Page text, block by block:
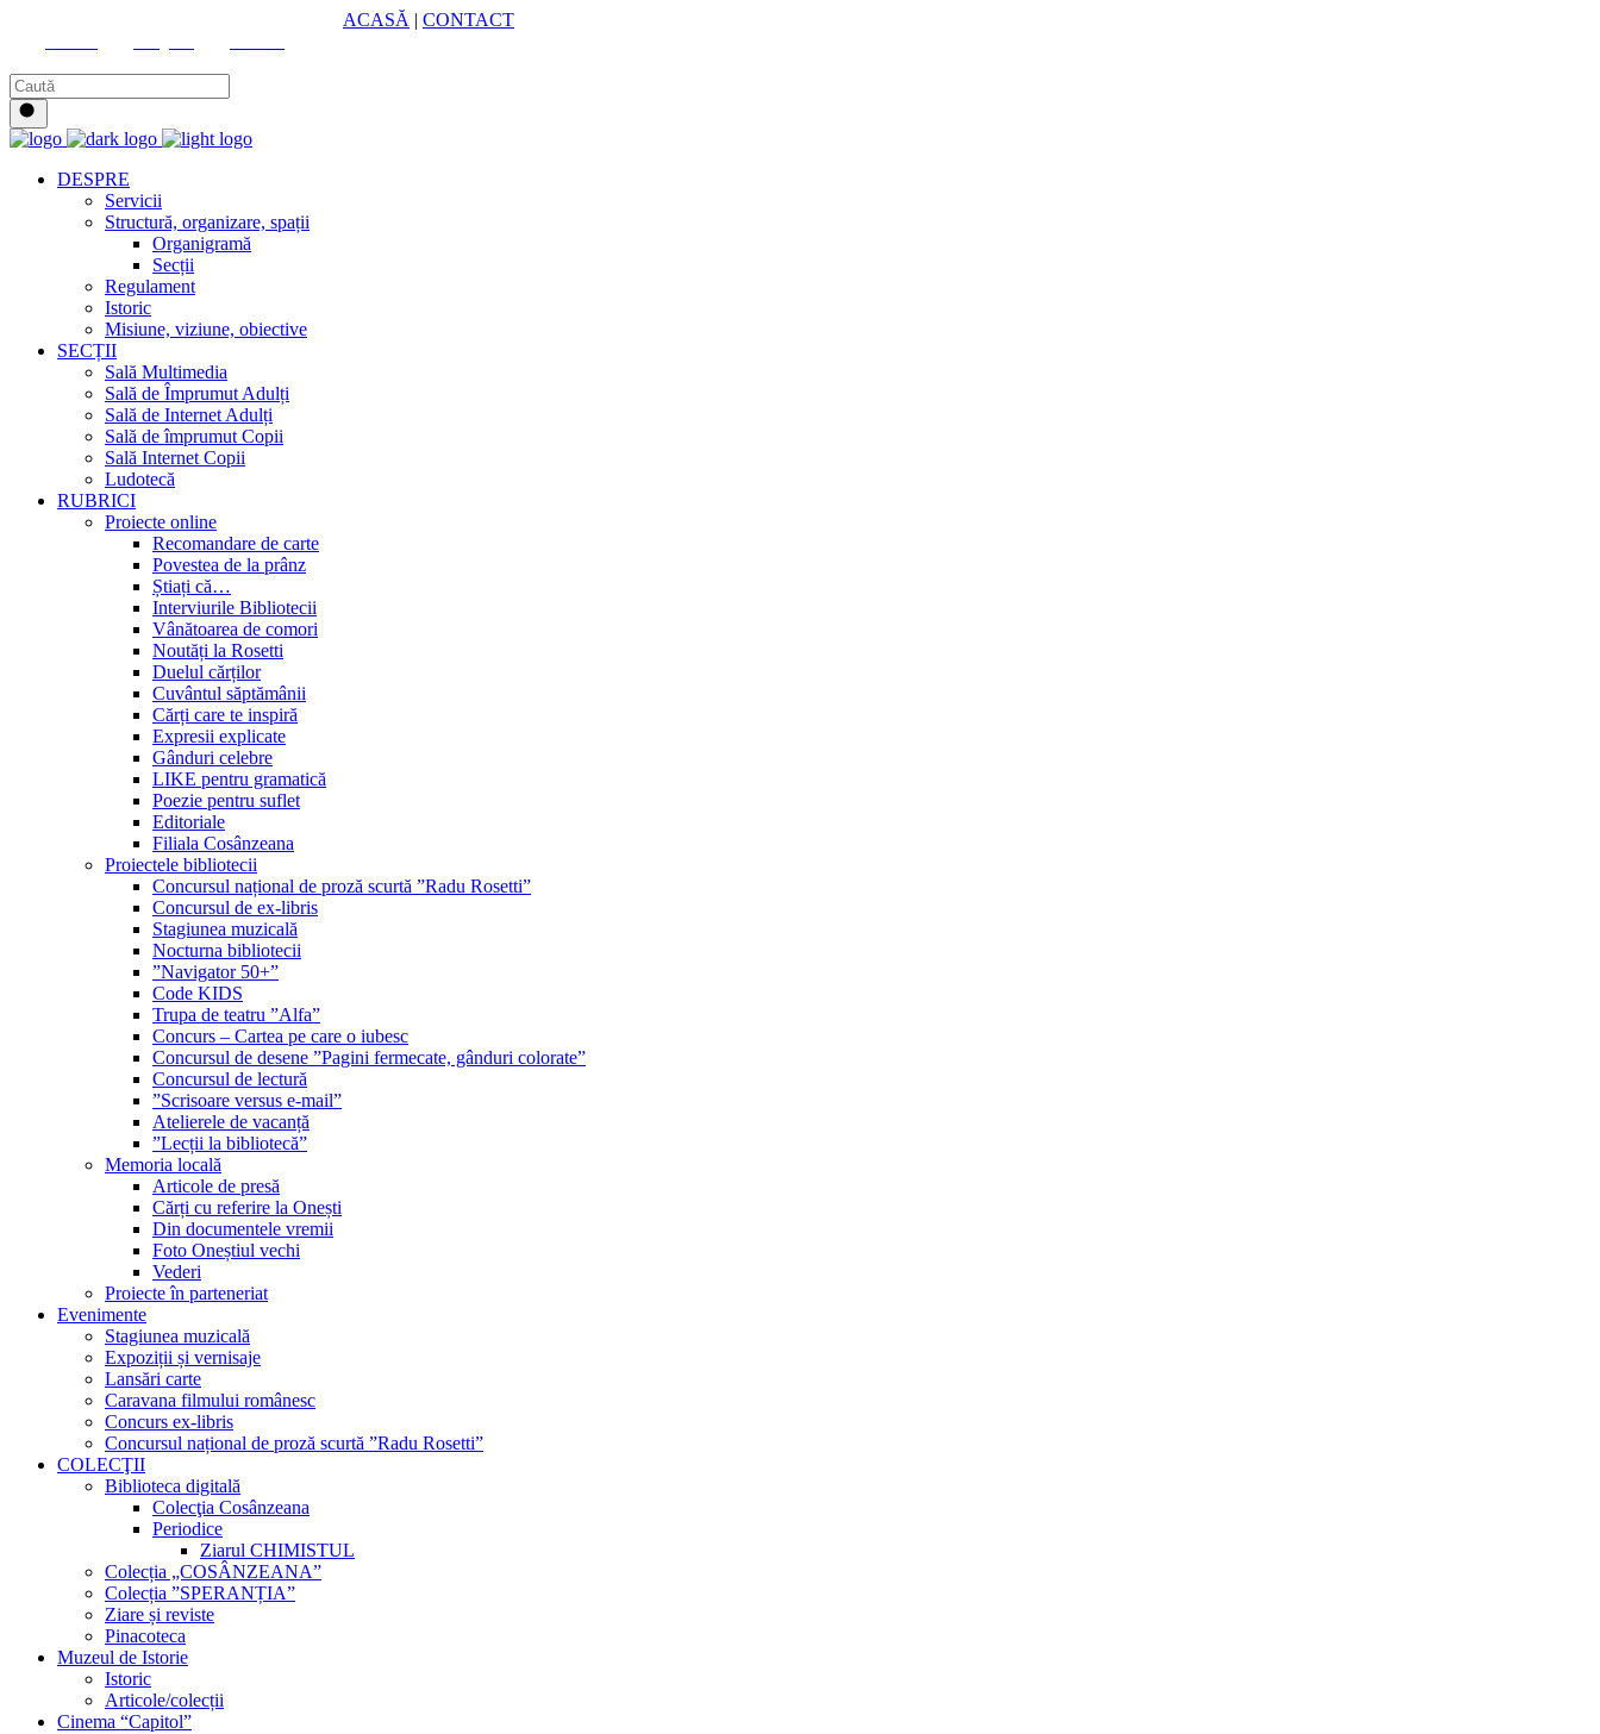
ACASĂ | CONTACT
DESPRE
Servicii
Structură, organizare, spații
Organigramă
Secții
Regulament
Istoric
Misiune, viziune, obiective
SECȚII
Sală Multimedia
Sală de Împrumut Adulți
Sală de Internet Adulți
Sală de împrumut Copii
Sală Internet Copii
Ludotecă
RUBRICI
Proiecte online
Recomandare de carte
Povestea de la prânz
Știați că…
Interviurile Bibliotecii
Vânătoarea de comori
Noutăți la Rosetti
Duelul cărților
Cuvântul săptămânii
Cărți care te inspiră
Expresii explicate
Gânduri celebre
LIKE pentru gramatică
Poezie pentru suflet
Editoriale
Filiala Cosânzeana
Proiectele bibliotecii
Concursul național de proză scurtă ”Radu Rosetti”
Concursul de ex-libris
Stagiunea muzicală
Nocturna bibliotecii
”Navigator 50+”
Code KIDS
Trupa de teatru ”Alfa”
Concurs – Cartea pe care o iubesc
Concursul de desene ”Pagini fermecate, gânduri colorate”
Concursul de lectură
”Scrisoare versus e-mail”
Atelierele de vacanță
”Lecții la bibliotecă”
Memoria locală
Articole de presă
Cărți cu referire la Onești
Din documentele vremii
Foto Oneștiul vechi
Vederi
Proiecte în parteneriat
Evenimente
Stagiunea muzicală
Expoziții și vernisaje
Lansări carte
Caravana filmului românesc
Concurs ex-libris
Concursul național de proză scurtă ”Radu Rosetti”
COLECŢII
Biblioteca digitală
Colecţia Cosânzeana
Periodice
Ziarul CHIMISTUL
Colecția „COSÂNZEANA”
Colecția ”SPERANȚIA”
Ziare și reviste
Pinacoteca
Muzeul de Istorie
Istoric
Articole/colecții
Cinema “Capitol”